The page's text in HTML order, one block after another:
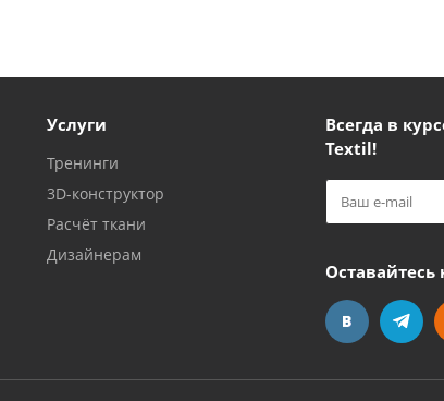
Услуги
Тренинги
3D-конструктор
Расчёт ткани
Дизайнерам
Всегда в
Textil!
Оставайтесь